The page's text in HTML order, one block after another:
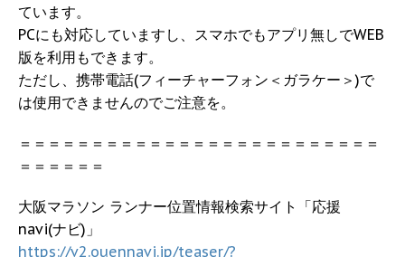
ています。
PCにも対応していますし、スマホでもアプリ無しでWEB
版を利用もできます。
ただし、携帯電話(フィーチャーフォン＜ガラケー＞)で
は使用できませんのでご注意を。
＝＝＝＝＝＝＝＝＝＝＝＝＝＝＝＝＝＝＝＝＝＝＝＝＝
＝＝＝＝＝＝
大阪マラソン ランナー位置情報検索サイト「応援
navi(ナビ)」
https://v2.ouennavi.jp/teaser/?